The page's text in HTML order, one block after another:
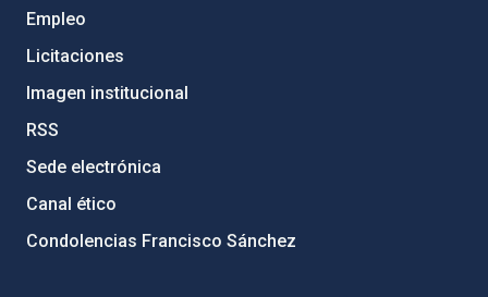
Empleo
Licitaciones
Imagen institucional
RSS
Sede electrónica
Canal ético
Condolencias Francisco Sánchez